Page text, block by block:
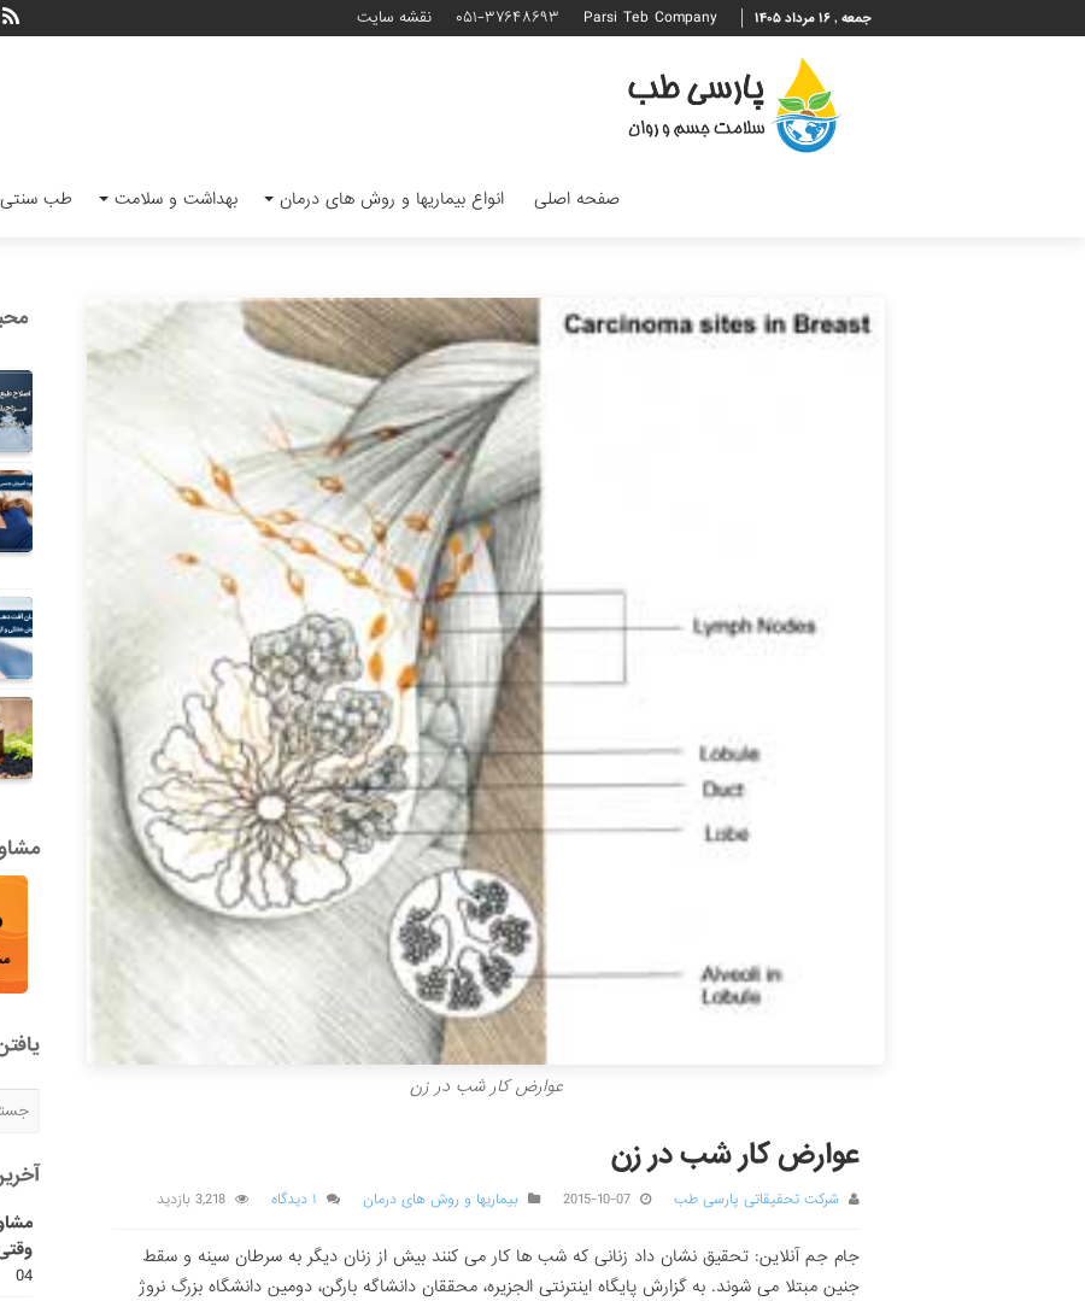
جمعه , ۱۶ مرداد ۱۴۰۵ Parsi Teb Company ۰۵۱-۳۷۶۴۸۶۹۳ نقشه سایت
صفحه اصلی انواع بیماریها و روش های درمان بهداشت و سلامت طب
عوارض کار شب در زن
عوارض کار شب در زن
شرکت تحقیقاتی پارسی طب 2015-10-07 بیماریها و روش های درمان ۱ دیدگاه 3,218 بازدید
جام جم آنلاین: تحقیق نشان داد زنانی که شب ها کار می کنند بیش از زنان دیگر به سرطان سینه و سقط
جنین مبتلا می شوند. به گزارش پایگاه اینترنتی الجزیره، محققان دانشاگه بارگن، دومین دانشگاه بزرگ نروژ
04